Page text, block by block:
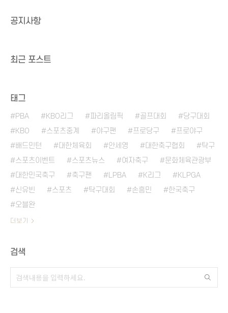
공지사항
최근 포스트
태그
PBA KBO리그 파리올림픽 골프대회
당구대회
KBO
스포츠중계 야구팬 프로당구
프로야구
배드민턴
대한체육회 안세영 대한축구협회
탁구
스포츠이벤트
스포츠뉴스 여자축구
문화체육관광부
대한민국축구
축구팬 LPBA K리그
KLPGA
신유빈
스포츠 탁구대회 손흥민
한국축구
오블완
더보기
검색